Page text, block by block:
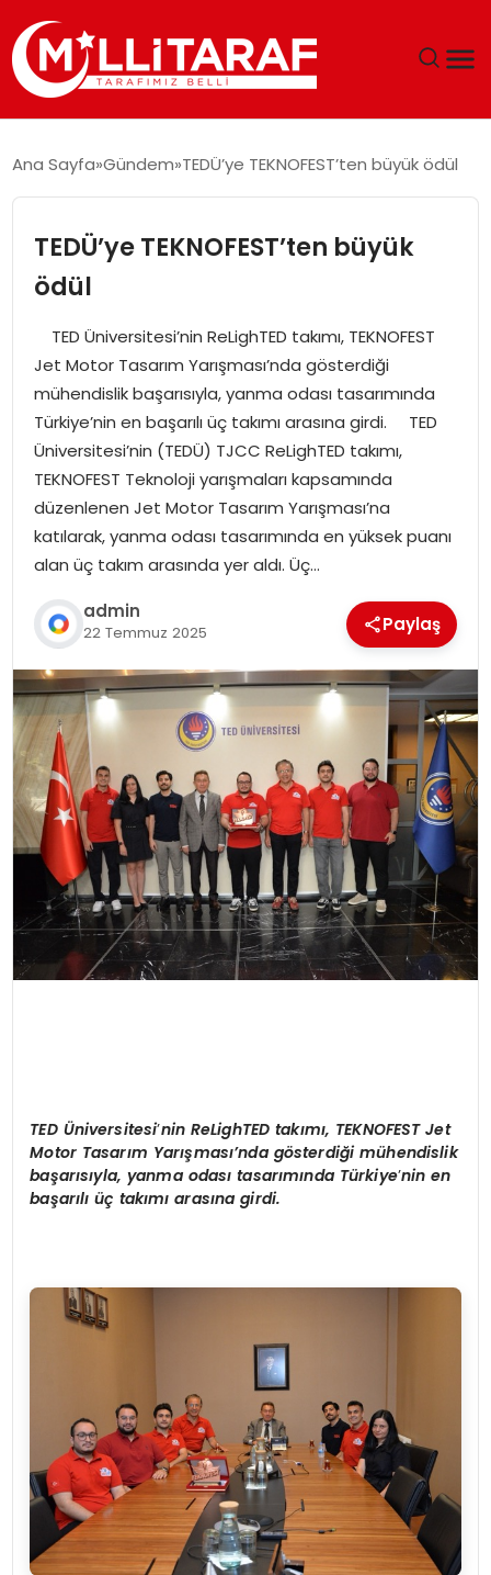
ÖZEL SAYFALAR
TEKNOLOJI
SPOR
SIYASET
MAGAZIN
Ana Sayfa Gündem TEDÜ’ye TEKNOFEST’ten büyük ödül
TEDÜ’ye TEKNOFEST’ten büyük
ödül
TED Üniversitesi’nin ReLighTED takımı, TEKNOFEST
Jet Motor Tasarım Yarışması’nda gösterdiği
mühendislik başarısıyla, yanma odası tasarımında
Türkiye’nin en başarılı üç takımı arasına girdi. TED
Üniversitesi’nin (TEDÜ) TJCC ReLighTED takımı,
TEKNOFEST Teknoloji yarışmaları kapsamında
düzenlenen Jet Motor Tasarım Yarışması’na
katılarak, yanma odası tasarımında en yüksek puanı
alan üç takım arasında yer aldı. Üç…
admin
22 Temmuz 2025 Paylaş
TED Üniversitesi’nin ReLighTED takımı, TEKNOFEST Jet
Motor Tasarım Yarışması’nda gösterdiği mühendislik
başarısıyla, yanma odası tasarımında Türkiye’nin en
başarılı üç takımı arasına girdi.